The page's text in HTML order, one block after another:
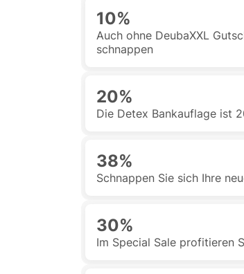
10%
Auch ohne DeubaXXL
schnappen
20%
Die Detex Bankauflage ist
38%
Schnappen Sie sich Ihre
30%
Im Special Sale profitieren